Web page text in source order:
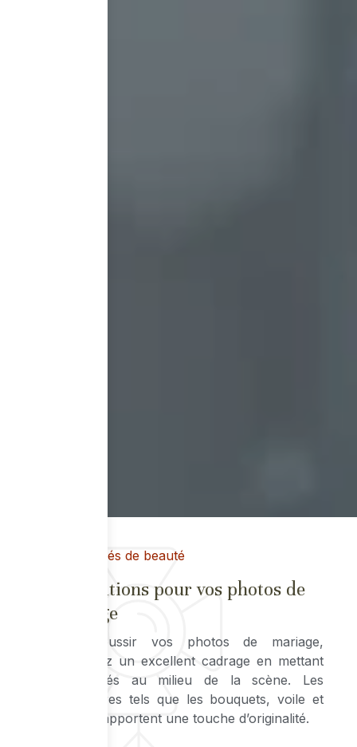
Instantanés de beauté
Inspirations pour vos photos de
mariage
Pour réussir vos photos de mariage,
choisissez un excellent cadrage en mettant
les mariés au milieu de la scène. Les
accessoires tels que les bouquets, voile et
bijoux y apportent une touche d’originalité.